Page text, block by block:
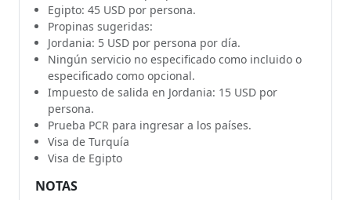
Egipto: 45 USD por persona.
Propinas sugeridas:
Jordania: 5 USD por persona por día.
Ningún servicio no especificado como incluido o
especificado como opcional.
Impuesto de salida en Jordania: 15 USD por
persona.
Prueba PCR para ingresar a los países.
Visa de Turquía
Visa de Egipto
NOTAS